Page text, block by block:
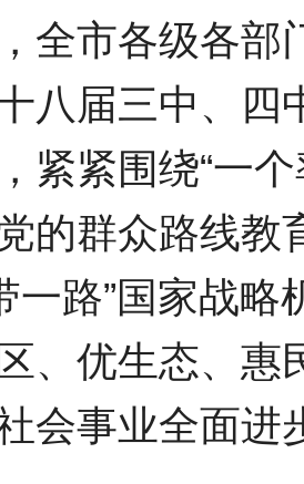
全市各级各部
八届三中、四
紧紧围绕“一
的群众路线教
一路”国家战
、优生态、惠
会事业全面进